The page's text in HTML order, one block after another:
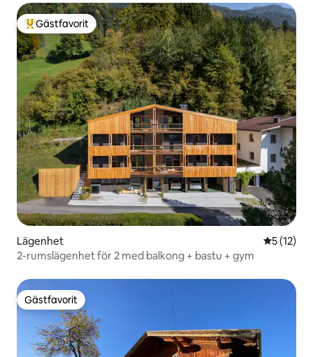
Populär gästfavorit
Gästfavorit
Lägenhet 5 av 5 i
5 (12)
2-rumslägenhet för 2 med balkong + bastu + gym
Gästfavorit
Gästfavorit